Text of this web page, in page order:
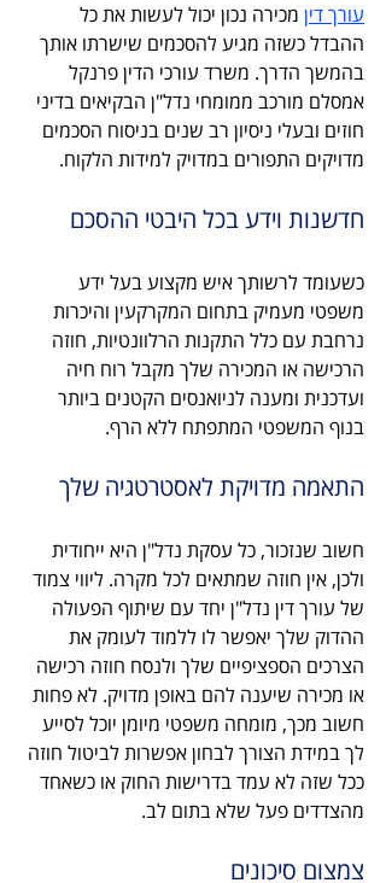
עורך דין מכירה נכון יכול לעשות את כל
ההבדל כשזה מגיע להסכמים שישרתו אותך
בהמשך הדרך. משרד עורכי הדין פרנקל
אמסלם מורכב ממומחי נדל"ן הבקיאים בדיני
חוזים ובעלי ניסיון רב שנים בניסוח הסכמים
מדויקים התפורים במדויק למידות הלקוח.
חדשנות וידע בכל היבטי ההסכם
כשעומד לרשותך איש מקצוע בעל ידע
משפטי מעמיק בתחום המקרקעין והיכרות
נרחבת עם כלל התקנות הרלוונטיות, חוזה
הרכישה או המכירה שלך מקבל רוח חיה
ועדכנית ומענה לניואנסים הקטנים ביותר
בנוף המשפטי המתפתח ללא הרף.
התאמה מדויקת לאסטרטגיה שלך
חשוב שנזכור, כל עסקת נדל"ן היא ייחודית
ולכן, אין חוזה שמתאים לכל מקרה. ליווי צמוד
של עורך דין נדל"ן יחד עם שיתוף הפעולה
ההדוק שלך יאפשר לו ללמוד לעומק את
הצרכים הספציפיים שלך ולנסח חוזה רכישה
או מכירה שיענה להם באופן מדויק. לא פחות
חשוב מכך, מומחה משפטי מיומן יוכל לסייע
לך במידת הצורך לבחון אפשרות לביטול חוזה
ככל שזה לא עמד בדרישות החוק או כשאחד
מהצדדים פעל שלא בתום לב.
צמצום סיכונים